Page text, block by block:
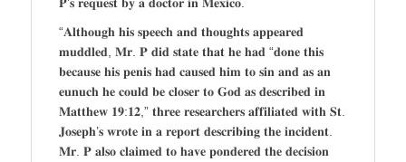
“𝐀𝐥𝐭𝐡𝐨𝐮𝐠𝐡 𝐡𝐢𝐬 𝐬𝐩𝐞𝐞𝐜𝐡 𝐚𝐧𝐝 𝐭𝐡𝐨𝐮𝐠𝐡𝐭𝐬 𝐚𝐩𝐩𝐞𝐚𝐫𝐞𝐝
𝐦𝐮𝐝𝐝𝐥𝐞𝐝, 𝐌𝐫. 𝐏 𝐝𝐢𝐝 𝐬𝐭𝐚𝐭𝐞 𝐭𝐡𝐚𝐭 𝐡𝐞 𝐡𝐚𝐝 “𝐝𝐨𝐧𝐞 𝐭𝐡𝐢𝐬
𝐛𝐞𝐜𝐚𝐮𝐬𝐞 𝐡𝐢𝐬 𝐩𝐞𝐧𝐢𝐬 𝐡𝐚𝐝 𝐜𝐚𝐮𝐬𝐞𝐝 𝐡𝐢𝐦 𝐭𝐨 𝐬𝐢𝐧 𝐚𝐧𝐝 𝐚𝐬 𝐚𝐧
𝐞𝐮𝐧𝐮𝐜𝐡 𝐡𝐞 𝐜𝐨𝐮𝐥𝐝 𝐛𝐞 𝐜𝐥𝐨𝐬𝐞𝐫 𝐭𝐨 𝐆𝐨𝐝 𝐚𝐬 𝐝𝐞𝐬𝐜𝐫𝐢𝐛𝐞𝐝 𝐢𝐧
𝐌𝐚𝐭𝐭𝐡𝐞𝐰 𝟏𝟗:𝟏𝟐,” 𝐭𝐡𝐫𝐞𝐞 𝐫𝐞𝐬𝐞𝐚𝐫𝐜𝐡𝐞𝐫𝐬 𝐚𝐟𝐟𝐢𝐥𝐢𝐚𝐭𝐞𝐝 𝐰𝐢𝐭𝐡 𝐒𝐭.
𝐉𝐨𝐬𝐞𝐩𝐡’𝐬 𝐰𝐫𝐨𝐭𝐞 𝐢𝐧 𝐚 𝐫𝐞𝐩𝐨𝐫𝐭 𝐝𝐞𝐬𝐜𝐫𝐢𝐛𝐢𝐧𝐠 𝐭𝐡𝐞 𝐢𝐧𝐜𝐢𝐝𝐞𝐧𝐭.
𝐌𝐫. 𝐏 𝐚𝐥𝐬𝐨 𝐜𝐥𝐚𝐢𝐦𝐞𝐝 𝐭𝐨 𝐡𝐚𝐯𝐞 𝐩𝐨𝐧𝐝𝐞𝐫𝐞𝐝 𝐭𝐡𝐞 𝐝𝐞𝐜𝐢𝐬𝐢𝐨𝐧